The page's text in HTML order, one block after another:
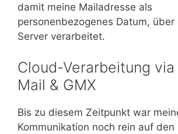
damit meine Mailadresse als
personenbezogenes Datum,
Server verarbeitet.
Cloud-Verarbeitung
Mail & GMX
Bis zu diesem Zeitpunkt war
Kommunikation noch rein auf